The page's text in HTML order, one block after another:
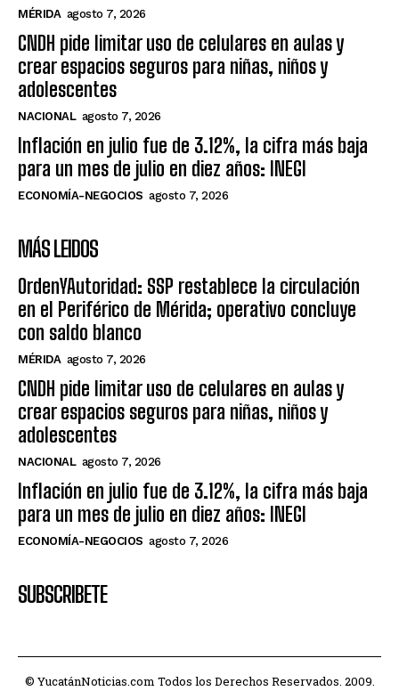
MÉRIDA agosto 7, 2026
CNDH pide limitar uso de celulares en aulas y
crear espacios seguros para niñas, niños y
adolescentes
NACIONAL agosto 7, 2026
Inflación en julio fue de 3.12%, la cifra más baja
para un mes de julio en diez años: INEGI
ECONOMÍA-NEGOCIOS agosto 7, 2026
MÁS LEIDOS
OrdenYAutoridad: SSP restablece la circulación
en el Periférico de Mérida; operativo concluye
con saldo blanco
MÉRIDA agosto 7, 2026
CNDH pide limitar uso de celulares en aulas y
crear espacios seguros para niñas, niños y
adolescentes
NACIONAL agosto 7, 2026
Inflación en julio fue de 3.12%, la cifra más baja
para un mes de julio en diez años: INEGI
ECONOMÍA-NEGOCIOS agosto 7, 2026
SUBSCRIBETE
© YucatánNoticias.com Todos los Derechos Reservados. 2009.